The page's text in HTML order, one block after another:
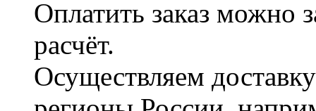
Оплатить заказ можно
расчёт.
Осуществляем